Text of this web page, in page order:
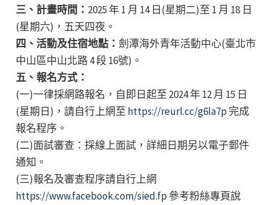
三、計畫時間： 2025 年 1 月 14 日(星期二)至 1 月 18 日
(星期六)，五天四夜。
四、活動及住宿地點： 劍潭海外青年活動中心(臺北市
中山區中山北路 4 段 16號)。
五、報名方式：
(一)一律採網路報名，自即日起至 2024 年 12 月 15 日
(星期日)，請自行上網至 https://reurl.cc/g6la7p 完成
報名程序。
(二)面試審查：採線上面試，詳細日期另以電子郵件
通知。
(三)報名及審查程序請自行上網
https://www.facebook.com/sied.fp 參考粉絲專頁說